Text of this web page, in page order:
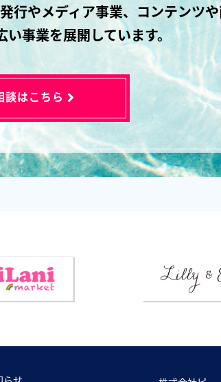
行やメディア事業、コンテンツ
事業を展開しています。
談はこちら